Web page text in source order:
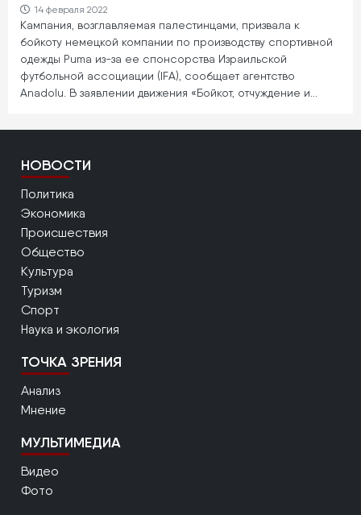
14 февраля 2022
Кампания, возглавляемая палестинцами, призвала к
бойкоту немецкой компании по производству спортивной
одежды Puma из-за ее спонсорства Израильской
футбольной ассоциации (IFA), сообщает агентство
Anadolu. В заявлении движения «Бойкот, отчуждение и…
НОВОСТИ
Политика
Экономика
Происшествия
Общество
Культура
Туризм
Спорт
Наука и экология
ТОЧКА ЗРЕНИЯ
Анализ
Мнение
МУЛЬТИМЕДИА
Видео
Фото